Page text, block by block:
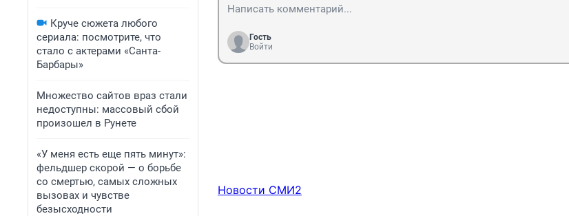
Круче сюжета любого
сериала: посмотрите, что
стало с актерами «Санта-
Барбары»
Множество сайтов враз стали
недоступны: массовый сбой
произошел в Рунете
«У меня есть еще пять минут»:
фельдшер скорой — о борьбе
со смертью, самых сложных
вызовах и чувстве
безысходности
Гость
Войти
Новости СМИ2